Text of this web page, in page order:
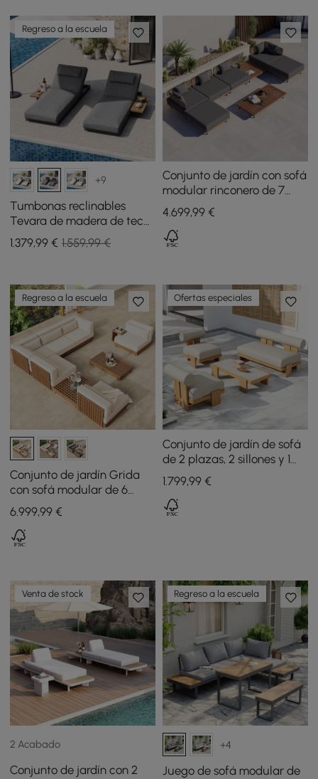
Regreso a la escuela
+9
Tumbonas reclinables
Tevara de madera de teca
y aluminio con mesa
auxiliar y cojín - gris
1.379,99 € 1.559,99 €
Conjunto de jardín con sofá
modular rinconero de 7
piezas y 1 mesa de centro -
gris
4.699,99€
Regreso a la escuela
Conjunto de jardín Grida
con sofá modular de 6
piezas, 2 mesas de centro y
1 mesa auxiliar de madera
de teca - marfil
6.999,99 €
Ofertas especiales
Conjunto de jardín de sofá
de 2 plazas, 2 sillones y 1
mesa de centro de madera
de teca y cerámica
1.799,99€
Venta de stock
2 Acabado
Conjunto de jardín con 2
Regreso a la escuela
+4
Juego de sofá modular de